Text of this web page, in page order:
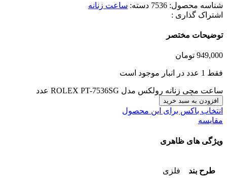
شناسه محصول: 7536 دسته: ساعت زنانه
اشتراک گذاری :
توضیحات مختصر
949,000 تومان
فقط 1 عدد در انبار موجود است
ساعت مچی زنانه رولکس مدل ROLEX PT-7536SG عدد
افزودن به سبد خرید
انتخاب باکس برای این محصول
مقایسه
ویژگی های ظاهری
طرح بند فلزی